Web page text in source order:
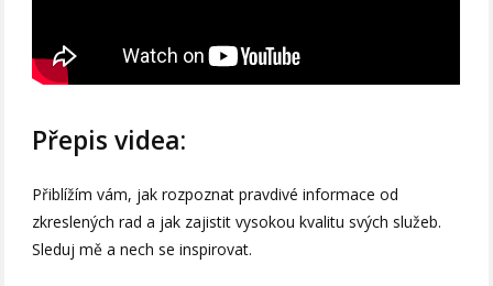
Přepis videa:
Přiblížím vám, jak rozpoznat pravdivé informace od
zkreslených rad a jak zajistit vysokou kvalitu svých služeb.
Sleduj mě a nech se inspirovat.